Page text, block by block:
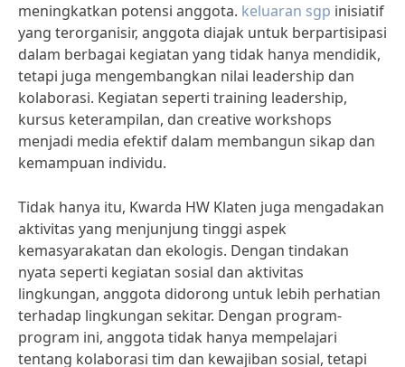
meningkatkan potensi anggota. keluaran sgp inisiatif
yang terorganisir, anggota diajak untuk berpartisipasi
dalam berbagai kegiatan yang tidak hanya mendidik,
tetapi juga mengembangkan nilai leadership dan
kolaborasi. Kegiatan seperti training leadership,
kursus keterampilan, dan creative workshops
menjadi media efektif dalam membangun sikap dan
kemampuan individu.
Tidak hanya itu, Kwarda HW Klaten juga mengadakan
aktivitas yang menjunjung tinggi aspek
kemasyarakatan dan ekologis. Dengan tindakan
nyata seperti kegiatan sosial dan aktivitas
lingkungan, anggota didorong untuk lebih perhatian
terhadap lingkungan sekitar. Dengan program-
program ini, anggota tidak hanya mempelajari
tentang kolaborasi tim dan kewajiban sosial, tetapi